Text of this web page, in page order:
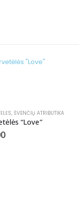
,ŠVENČIŲ ATRIBUTIKA
“Love”